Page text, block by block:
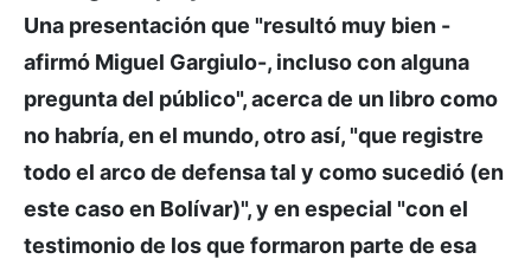
Una presentación que "resultó muy bien -
afirmó Miguel Gargiulo-, incluso con alguna
pregunta del público", acerca de un libro como
no habría, en el mundo, otro así, "que registre
todo el arco de defensa tal y como sucedió (en
este caso en Bolívar)", y en especial "con el
testimonio de los que formaron parte de esa